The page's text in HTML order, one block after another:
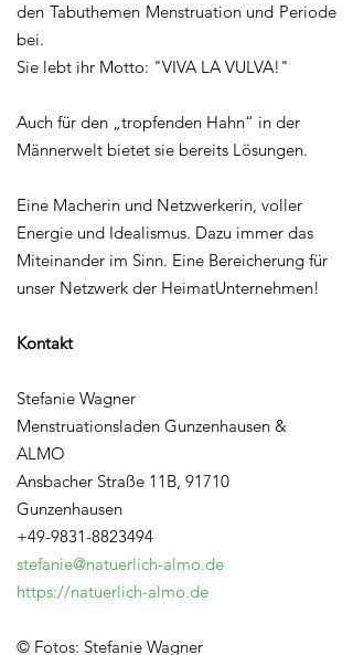
den Tabuthemen Menstruation und Periode
bei.
Sie lebt ihr Motto: "VIVA LA VULVA!"
Auch für den „tropfenden Hahn“ in der
Männerwelt bietet sie bereits Lösungen.
Eine Macherin und Netzwerkerin, voller
Energie und Idealismus. Dazu immer das
Miteinander im Sinn. Eine Bereicherung für
unser Netzwerk der HeimatUnternehmen!
Kontakt
Stefanie Wagner
Menstruationsladen Gunzenhausen &
ALMO
Ansbacher Straße 11B, 91710
Gunzenhausen
+49-9831-8823494
stefanie@natuerlich-almo.de
https://natuerlich-almo.de
© Fotos: Stefanie Wagner